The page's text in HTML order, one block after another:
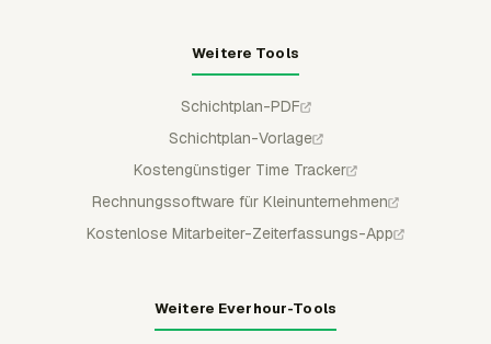
Weitere Tools
Schichtplan-PDF
Schichtplan-Vorlage
Kostengünstiger Time Tracker
Rechnungssoftware für Kleinunternehmen
Kostenlose Mitarbeiter-Zeiterfassungs-App
Weitere Everhour-Tools